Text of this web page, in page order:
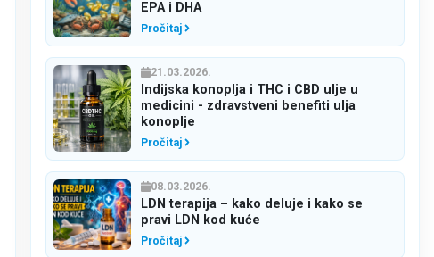
EPA i DHA
Pročitaj
21.03.2026.
Indijska konoplja i THC i CBD ulje u
medicini - zdravstveni benefiti ulja
konoplje
Pročitaj
08.03.2026.
LDN terapija – kako deluje i kako se
pravi LDN kod kuće
Pročitaj